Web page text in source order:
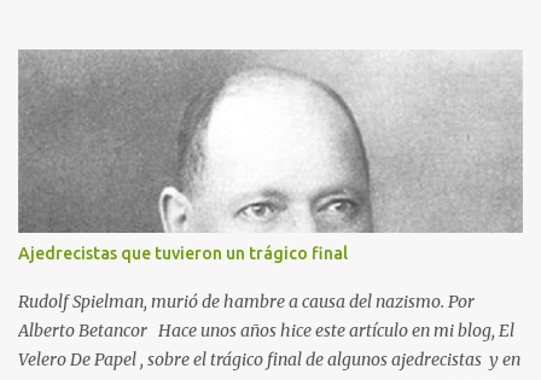
Tarrasch: El Preceptor Germánico y el Hércules de los Torneos.
Joseph Henrry Blackburne: La Muerte Negra. Wiswanathan
Anand: El Tigre de Madras. Tiran Petrosian: Boa Constrictora, El
Tigre de Hierro. El Maestro de la Defensa, El Ministro de la
Defensa. El Impenetrale. El Erizo. y El Mejor Portero de Armenia.
Anatoly Karpov. El gélido Tolia. Garry Kasparov: El Ogro de Baku.
Magnus Carlsen: El Mozar del Ajedrez. Robert James Fischer:
Bobby. El Carnicero de Brooklyn, Alexander Alekhine: Allein Ich.
José Raúl Capablanca: La máquina invencible y el M...
Ajedrecistas que tuvieron un trágico final
Rudolf Spielman, murió de hambre a causa del nazismo. Por
Alberto Betancor Hace unos años hice este artículo en mi blog, El
Velero De Papel , sobre el trágico final de algunos ajedrecistas y en